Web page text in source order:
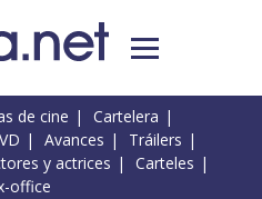
de cine
Cartelera
Avances
Tráilers
y actrices
Carteles
office